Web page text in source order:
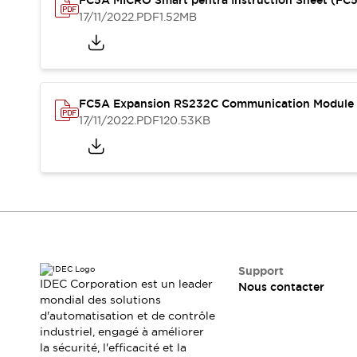
Lois et normes relatives à la sécurité
Cours sur l'équipement de sécurité
Tout explorer
Ressources
Fichiers CAO
Produits conformes aux normes
DocumentationWebinaires
Vidéothèque
Conformité
Quoi de neuf
Événements / Séminaires
Support
Nous contacter
17/11/2022.PDF1.52MB
FC5A Expansion RS232C Communication
17/11/2022.PDF120.53KB
IDEC Corporation est un leader
mondial des solutions
d'automatisation et de contrôle
industriel, engagé à améliorer
la sécurité, l'efficacité et la
Support
Nous contacter